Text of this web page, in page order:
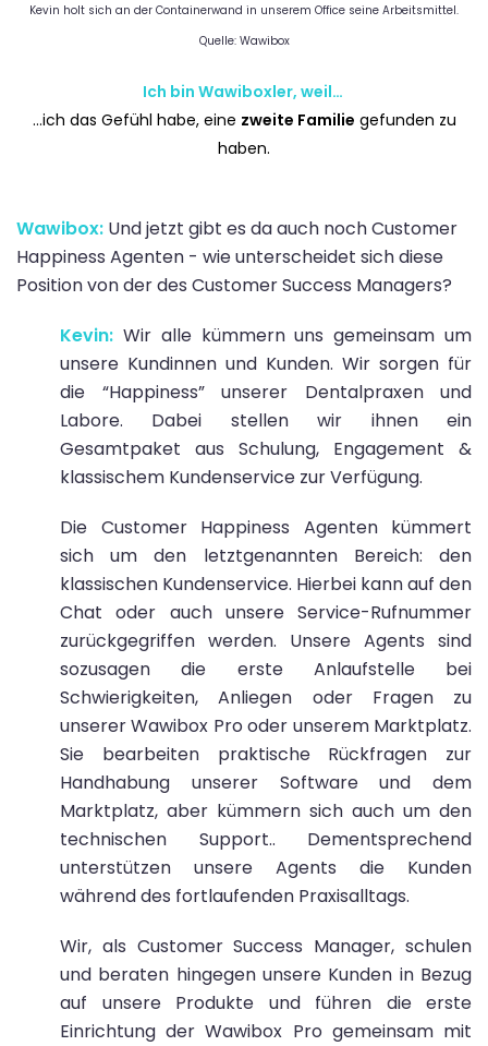
Kevin holt sich an der Containerwand in unserem Office seine Arbeitsmittel.
Quelle: Wawibox
Ich bin Wawiboxler, weil…
…ich das Gefühl habe, eine zweite Familie gefunden zu
haben.
Wawibox: Und jetzt gibt es da auch noch Customer
Happiness Agenten - wie unterscheidet sich diese
Position von der des Customer Success Managers?
Kevin: Wir alle kümmern uns gemeinsam um
unsere Kundinnen und Kunden. Wir sorgen für
die “Happiness” unserer Dentalpraxen und
Labore. Dabei stellen wir ihnen ein
Gesamtpaket aus Schulung, Engagement &
klassischem Kundenservice zur Verfügung.
Die Customer Happiness Agenten kümmert
sich um den letztgenannten Bereich: den
klassischen Kundenservice. Hierbei kann auf den
Chat oder auch unsere Service-Rufnummer
zurückgegriffen werden. Unsere Agents sind
sozusagen die erste Anlaufstelle bei
Schwierigkeiten, Anliegen oder Fragen zu
unserer Wawibox Pro oder unserem Marktplatz.
Sie bearbeiten praktische Rückfragen zur
Handhabung unserer Software und dem
Marktplatz, aber kümmern sich auch um den
technischen Support.. Dementsprechend
unterstützen unsere Agents die Kunden
während des fortlaufenden Praxisalltags.
Wir, als Customer Success Manager, schulen
und beraten hingegen unsere Kunden in Bezug
auf unsere Produkte und führen die erste
Einrichtung der Wawibox Pro gemeinsam mit